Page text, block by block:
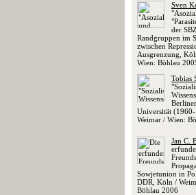
Sven
der
Randgruppen im
zwischen
Ausgrenzung,
Wien: Böhlau
Tobias
Universität
Weimar / Wien:
Jan C.
Sowjetunion in
DDR, Köln /
Böhlau 2006